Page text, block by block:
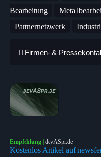
Bearbeitung
Partnernetzwerk
Firmen- &
Empfehlung devASpr.de
Kostenlos Artikel auf